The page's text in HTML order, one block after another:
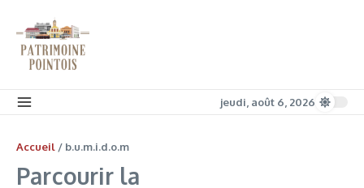
jeudi, août 6, 2026
Accueil / b.u.m.i.d.o.m
Parcourir la